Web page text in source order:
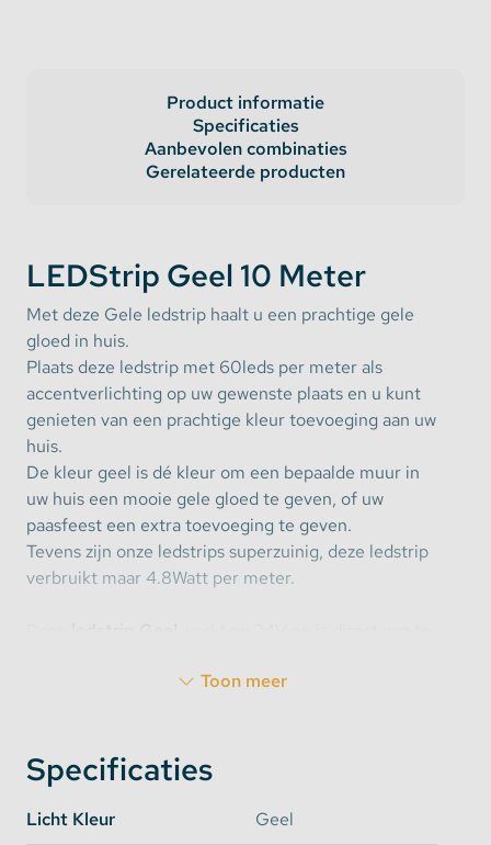
Product informatie
Specificaties
Aanbevolen combinaties
Gerelateerde producten
LEDStrip Geel 10 Meter
Met deze Gele ledstrip haalt u een prachtige gele
gloed in huis.
Plaats deze ledstrip met 60leds per meter als
accentverlichting op uw gewenste plaats en u kunt
genieten van een prachtige kleur toevoeging aan uw
huis.
De kleur geel is dé kleur om een bepaalde muur in
uw huis een mooie gele gloed te geven, of uw
paasfeest een extra toevoeging te geven.
Tevens zijn onze ledstrips superzuinig, deze ledstrip
verbruikt maar 4.8Watt per meter.
Wilt u de ledstrip binnenshuis gebruiken? Geen
probleem!
Toon meer
Specificaties
Licht Kleur Geel